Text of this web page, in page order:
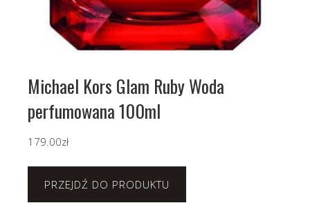
Michael Kors Glam Ruby Woda
perfumowana 100ml
179.00zł
PRZEJDŹ DO PRODUKTU